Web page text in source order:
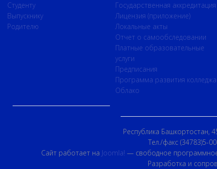
Студенту
Выпускнику
Родителю
Государственная аккредитация
Лицензия (приложение)
Локальные акты
Отчет о самообследовании
Платные образовательные
услуги
Предписания
Программа развития колледжа
Облако
Республика Башкортостан,
Тел./факс (34783)5-
Сайт работает на Joomla! — свободное
Разработка и